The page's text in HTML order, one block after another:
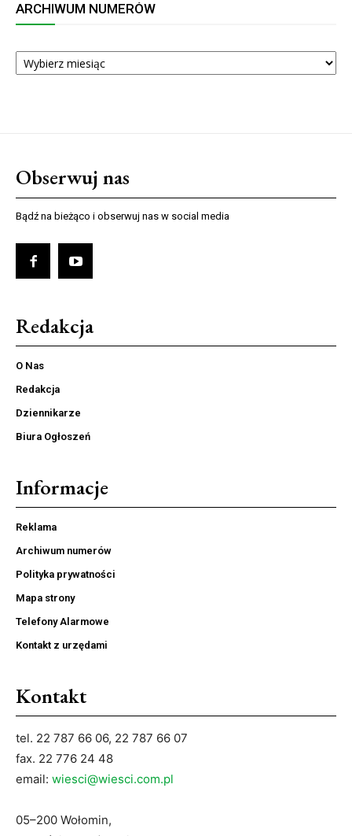
ARCHIWUM NUMERÓW
ARCHIWUM
NUMERÓW
Obserwuj nas
Bądź na bieżąco i obserwuj nas w social media
Redakcja
O Nas
Redakcja
Dziennikarze
Biura Ogłoszeń
Informacje
Reklama
Archiwum numerów
Polityka prywatności
Mapa strony
Telefony Alarmowe
Kontakt z urzędami
Kontakt
tel. 22 787 66 06, 22 787 66 07
fax. 22 776 24 48
email: wiesci@wiesci.com.pl
05–200 Wołomin,